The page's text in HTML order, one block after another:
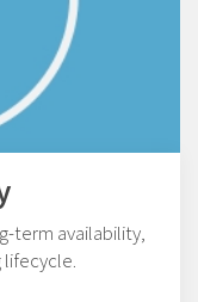
term availability,
lifecycle.